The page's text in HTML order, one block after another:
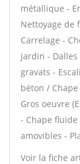
métallique -
Nettoyage de
Carrelage -
jardin -
gravats -
béton /
Gros oeuvre
- Chape
amovibles -
Voir la fiche